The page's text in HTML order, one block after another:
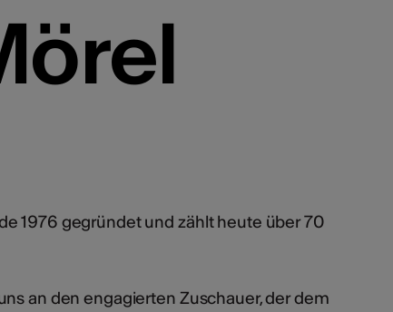
1976 gegründet und zählt heute über 70
an den engagierten Zuschauer, der dem